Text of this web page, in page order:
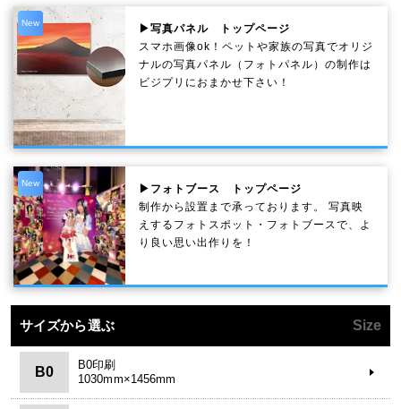
New
▶写真パネル トップページ
スマホ画像ok！ペットや家族の写真でオリジ
ナルの写真パネル（フォトパネル）の制作は
ビジプリにおまかせ下さい！
New
▶フォトブース トップページ
制作から設置まで承っております。 写真映
えするフォトスポット・フォトブースで、よ
り良い思い出作りを！
サイズから選ぶ Size
B0
B0印刷
1030mm×1456mm